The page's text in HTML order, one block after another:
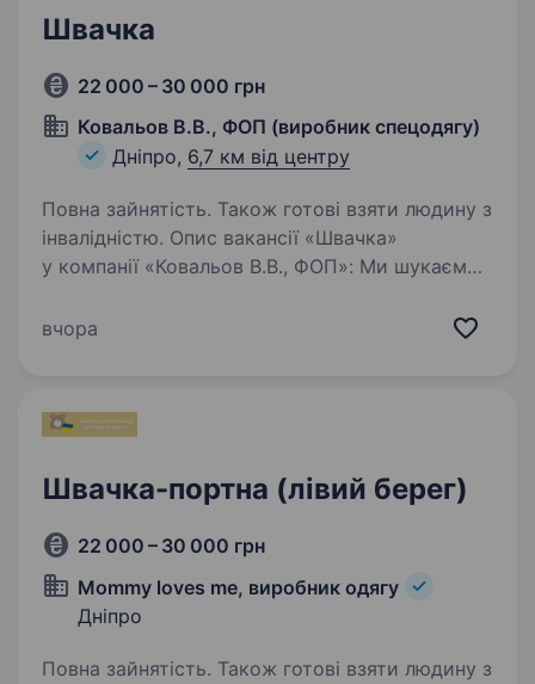
Швачка
22 000 – 30 000 грн
Ковальов В.В., ФОП (виробник спецодягу)
Дніпро, 6,7 км від центру
Повна зайнятість. Також готові взяти людину з
інвалідністю. Опис вакансії «Швачка»
у компанії «Ковальов В.В., ФОП»: Ми шукаємо
виробництва спецодягу та військової амуніції.
вчора
Швачка-портна (лівий берег)
22 000 – 30 000 грн
Mommy loves me, виробник одягу
Дніпро
Повна зайнятість. Також готові взяти людину з